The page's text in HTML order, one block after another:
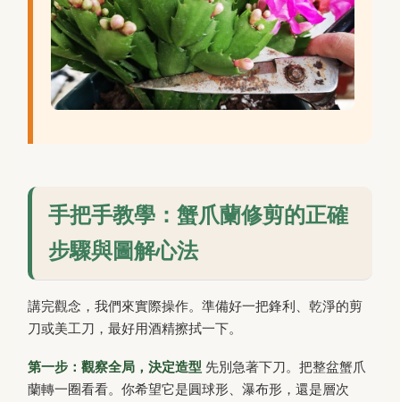
手把手教學：蟹爪蘭修剪的正確
步驟與圖解心法
講完觀念，我們來實際操作。準備好一把鋒利、乾淨的剪
刀或美工刀，最好用酒精擦拭一下。
第一步：觀察全局，決定造型 先別急著下刀。把整盆蟹爪
蘭轉一圈看看。你希望它是圓球形、瀑布形，還是層次